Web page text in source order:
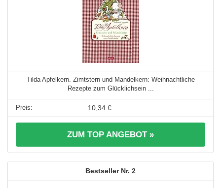
Tilda Apfelkern. Zimtstern und Mandelkern: Weihnachtliche
Rezepte zum Glücklichsein ...
10,34 €
ZUM TOP ANGEBOT »
2